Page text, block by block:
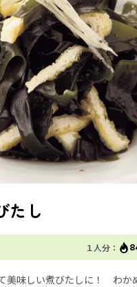
たし
１人分：
美味しい煮びたしに！ わか